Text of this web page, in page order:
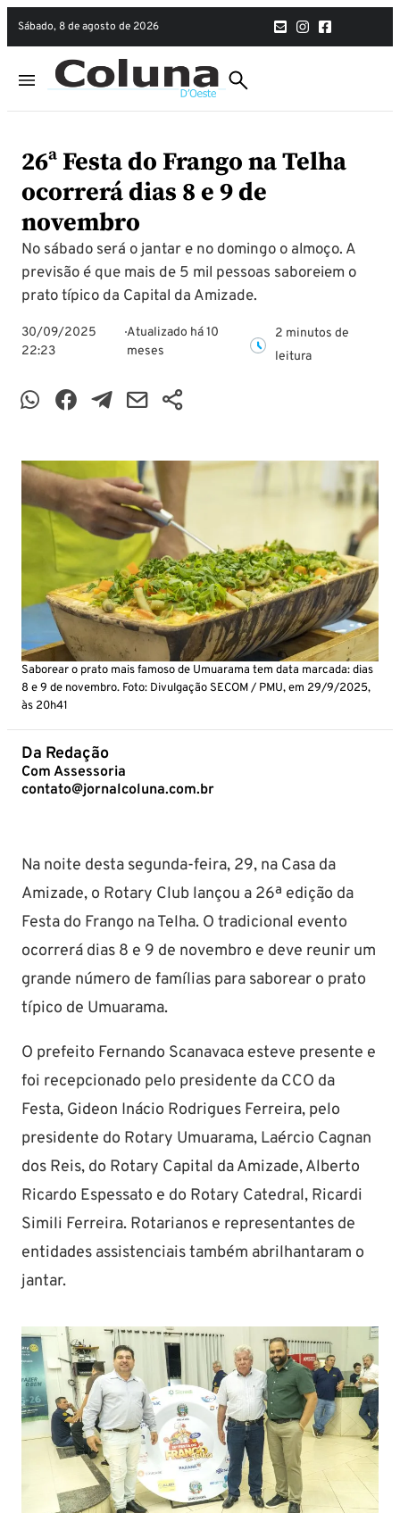
sábado, 8 de agosto de 2026
26ª Festa do Frango na Telha
ocorrerá dias 8 e 9 de
novembro
No sábado será o jantar e no domingo o almoço. A
previsão é que mais de 5 mil pessoas saboreiem o
prato típico da Capital da Amizade.
30/09/2025
22:23
Atualizado há 10
meses
2 minutos de
leitura
Saborear o prato mais famoso de Umuarama tem data marcada: dias
8 e 9 de novembro. Foto: Divulgação SECOM / PMU, em 29/9/2025,
às 20h41
Da Redação
Com Assessoria
contato@jornalcoluna.com.br
Na noite desta segunda-feira, 29, na Casa da
Amizade, o Rotary Club lançou a 26ª edição da
Festa do Frango na Telha. O tradicional evento
ocorrerá dias 8 e 9 de novembro e deve reunir um
grande número de famílias para saborear o prato
típico de Umuarama.
O prefeito Fernando Scanavaca esteve presente e
foi recepcionado pelo presidente da CCO da
Festa, Gideon Inácio Rodrigues Ferreira, pelo
presidente do Rotary Umuarama, Laércio Cagnan
dos Reis, do Rotary Capital da Amizade, Alberto
Ricardo Espessato e do Rotary Catedral, Ricardi
Simili Ferreira. Rotarianos e representantes de
entidades assistenciais também abrilhantaram o
jantar.